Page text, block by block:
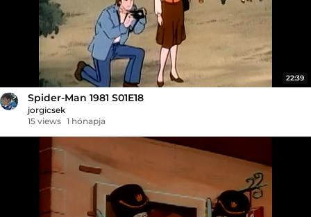
22:39
Spider-Man 1981 S01E18
jorgicsek
15 views 1 hónapja